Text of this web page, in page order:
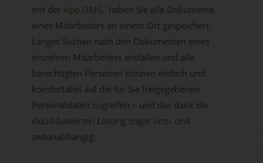
mit der App DMS, haben Sie alle Dokumente
eines Mitarbeiters an einem Ort gespeichert.
Langes Suchen nach den Dokumenten eines
einzelnen Mitarbeiters entfallen und alle
berechtigten Personen können einfach und
komfortabel auf die für Sie freigegebenen
Personaldaten zugreifen – und das dank der
cloud-basierten Lösung sogar orts- und
zeitunabhängig.